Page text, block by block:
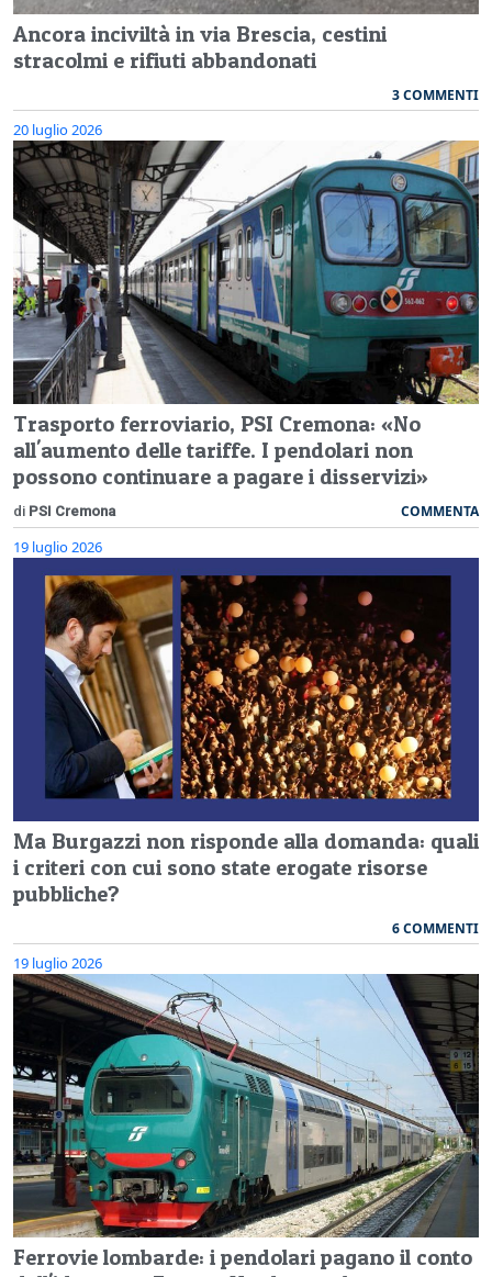
Ancora inciviltà in via Brescia, cestini
stracolmi e rifiuti abbandonati
3 COMMENTI
20 luglio 2026
Trasporto ferroviario, PSI Cremona: «No
all'aumento delle tariffe. I pendolari non
possono continuare a pagare i disservizi»
di PSI Cremona COMMENTA
19 luglio 2026
Ma Burgazzi non risponde alla domanda: quali
i criteri con cui sono state erogate risorse
pubbliche?
6 COMMENTI
19 luglio 2026
Ferrovie lombarde: i pendolari pagano il conto